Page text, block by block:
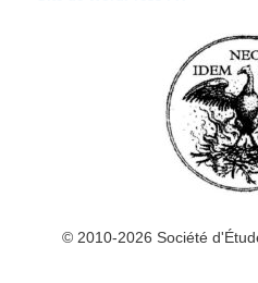
© 2010-2026 Société